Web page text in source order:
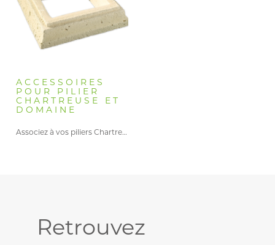
ACCESSOIRES
POUR PILIER
CHARTREUSE ET
DOMAINE
Associez à vos piliers Chartreuse…
Retrouvez